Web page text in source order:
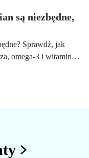
są niezbędne,
Sprawdź, jak
omega-3 i witaminy